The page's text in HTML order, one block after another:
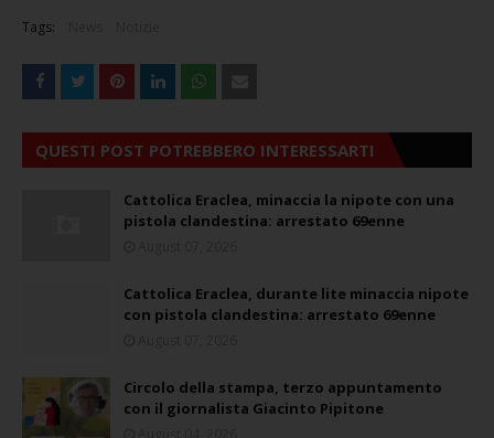
Tags:
QUESTI POST POTREBBERO INTERESSARTI
Cattolica Eraclea, minaccia la nipote con una
pistola clandestina: arrestato 69enne
Cattolica Eraclea, durante lite minaccia nipote
con pistola clandestina: arrestato 69enne
Circolo della stampa, terzo appuntamento
con il giornalista Giacinto Pipitone